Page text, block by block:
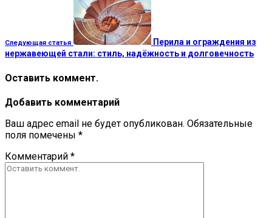
Следующая статья
Перила и ограждения из
нержавеющей стали: стиль, надёжность и долговечность
Оставить коммент.
Добавить комментарий
Ваш адрес email не будет опубликован. Обязательные
поля помечены *
Комментарий *